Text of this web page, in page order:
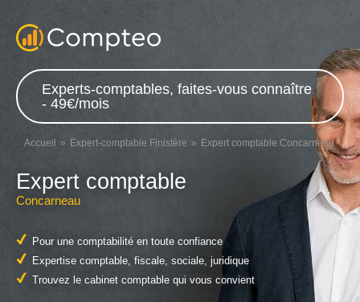
Experts-comptables, faites-vous connaître
- 49€/mois
Accueil Expert-comptable Finistère Expert comptable Concarneau
Expert comptable
Concarneau
Pour une comptabilité en toute confiance
Expertise comptable, fiscale, sociale, juridique
Trouvez le cabinet comptable qui vous convient